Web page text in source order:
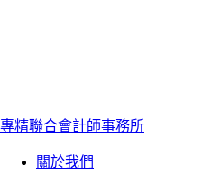
專精聯合會計師事務所
關於我們